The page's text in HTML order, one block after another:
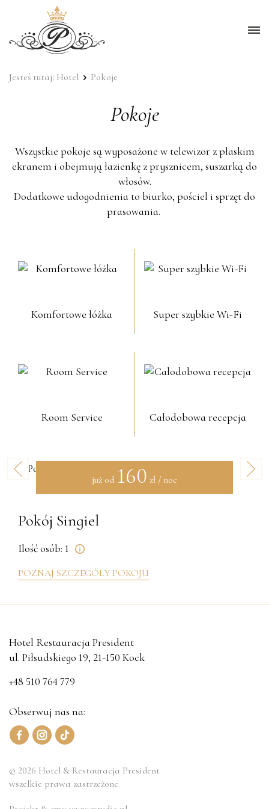
Jesteś tutaj: Hotel Pokoje
Pokoje
Wszystkie pokoje są wyposażone w telewizor z płaskim
ekranem i obejmują łazienkę z prysznicem, suszarką do
włosów.
Dodatkowe udogodnienia to biurko, pościel i sprzęt do
prasowania.
Komfortowe łóżka Super szybkie Wi-Fi
Room Service Całodobowa recepcja
już od 160 zł / noc
Pokój Singiel
Ilość osób: 1
POZNAJ SZCZEGÓŁY POKOJU
Hotel Restauracja President
ul. Piłsudskiego 19, 21-150 Kock
+48 510 764 779
Obserwuj nas na:
© 2026 Hotel & Restauracja President
wszelkie prawa zastrzeżone